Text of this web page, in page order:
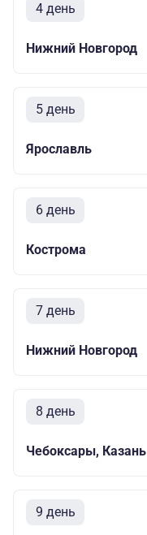
4 день
Нижний Новгород
5 день
Ярославль
6 день
Кострома
7 день
Нижний Новгород
8 день
Чебоксары, Казань
9 день